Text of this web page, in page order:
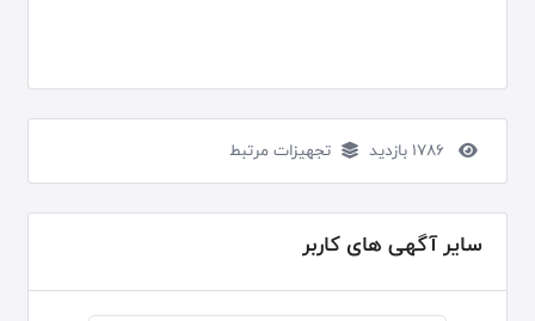
تجهیزات مرتبط
سایر آگهی های کاربر